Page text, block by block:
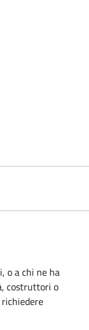
o a chi ne ha
costruttori o